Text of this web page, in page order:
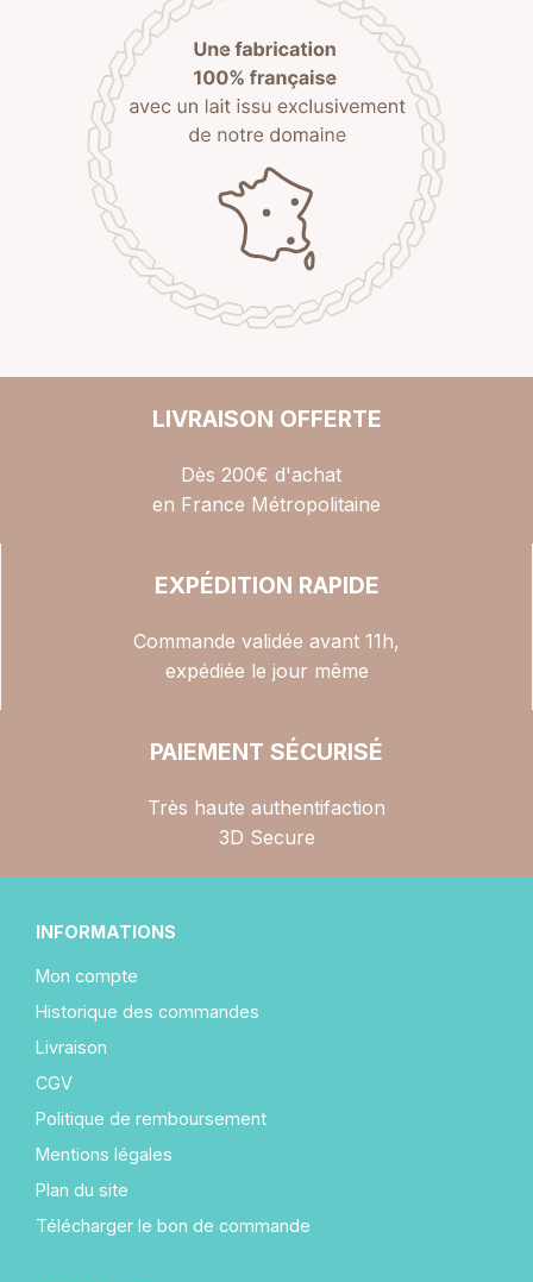
LIVRAISON OFFERTE
Dès 200€ d'achat
en France Métropolitaine
EXPÉDITION RAPIDE
Commande validée avant 11h,
expédiée le jour même
PAIEMENT SÉCURISÉ
Très haute authentifaction
3D Secure
INFORMATIONS
Mon compte
Historique des commandes
Livraison
CGV
Politique de remboursement
Mentions légales
Plan du site
Télécharger le bon de commande